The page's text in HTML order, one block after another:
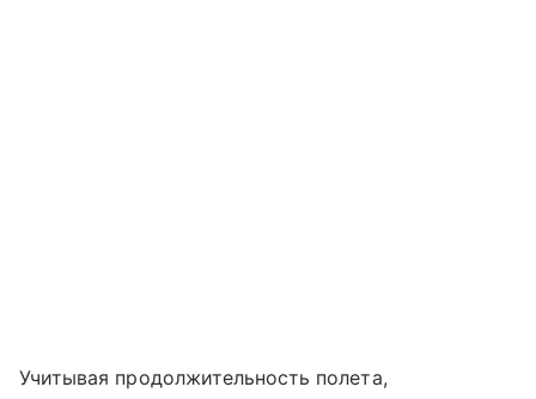
Учитывая продолжительность полета,